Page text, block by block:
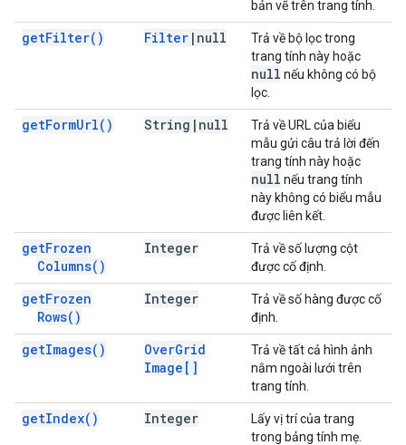
bản vẽ trên trang tính.
getFilter( ) Filter | null
Trả về bộ lọc trong
trang tính này hoặc
null nếu không có bộ
lọc.
getFormUrl( ) String | null
Trả về URL của biểu
mẫu gửi câu trả lời đến
trang tính này hoặc
null nếu trang tính
này không có biểu mẫu
được liên kết.
getFrozen
Columns( )
Integer
Trả về số lượng cột
được cố định.
getFrozen
Rows( )
Integer
Trả về số hàng được cố
định.
getImages( ) OverGrid
Image[]
Trả về tất cả hình ảnh
nằm ngoài lưới trên
trang tính.
getIndex( ) Integer
Lấy vị trí của trang
trong bảng tính mẹ.